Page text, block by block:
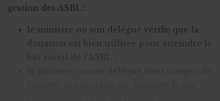
gestion des ASBL :
le ministre ou son délégué vérifie que la
donation est bien utilisée pour atteindre le